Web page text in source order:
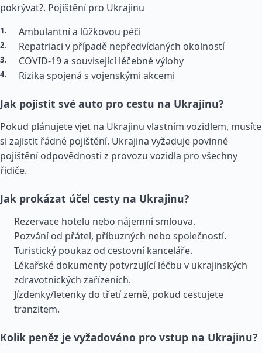
pokrývat?. Pojištění pro Ukrajinu
Ambulantní a lůžkovou péči
Repatriaci v případě nepředvídaných okolností
COVID-19 a související léčebné výlohy
Rizika spojená s vojenskými akcemi
Jak pojistit své auto pro cestu na Ukrajinu?
Pokud plánujete vjet na Ukrajinu vlastním vozidlem, musíte
si zajistit řádné pojištění. Ukrajina vyžaduje povinné
pojištění odpovědnosti z provozu vozidla pro všechny
řidiče.
Jak prokázat účel cesty na Ukrajinu?
Rezervace hotelu nebo nájemní smlouva.
Pozvání od přátel, příbuzných nebo společností.
Turistický poukaz od cestovní kanceláře.
Lékařské dokumenty potvrzující léčbu v ukrajinských
zdravotnických zařízeních.
Jízdenky/letenky do třetí země, pokud cestujete
tranzitem.
Kolik peněz je vyžadováno pro vstup na Ukrajinu?